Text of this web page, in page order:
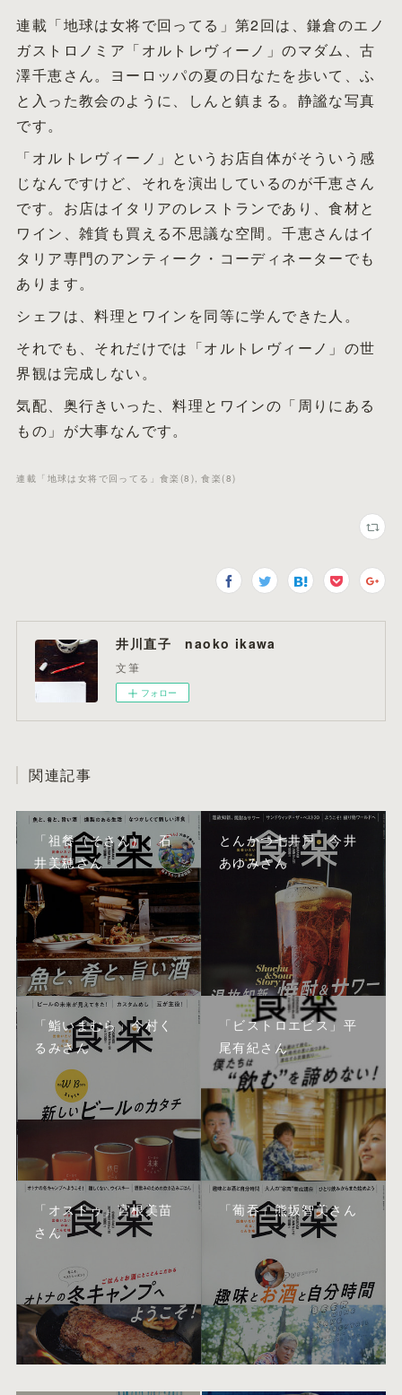
連載「地球は女将で回ってる」第2回は、鎌倉のエノ
ガストロノミア「オルトレヴィーノ」のマダム、古
澤千恵さん。ヨーロッパの夏の日なたを歩いて、ふ
と入った教会のように、しんと鎮まる。静謐な写真
です。
「オルトレヴィーノ」というお店自体がそういう感
じなんですけど、それを演出しているのが千恵さん
です。お店はイタリアのレストランであり、食材と
ワイン、雑貨も買える不思議な空間。千恵さんはイ
タリア専門のアンティーク・コーディネーターでも
あります。
シェフは、料理とワインを同等に学んできた人。
それでも、それだけでは「オルトレヴィーノ」の世
界観は完成しない。
気配、奥行きいった、料理とワインの「周りにある
もの」が大事なんです。
連載「地球は女将で回ってる」食楽 (8 ) 食楽 (8)
井川直子 naoko ikawa
文筆
フォロー
関連記事
「祖餐（そさん）」石
井美穂さん
とんかつ七井戸 今井
あゆみさん
「鮨いまむら」今村く
るみさん
「ビストロエビス」平
尾有紀さん
「オストゥ」宮根美苗
さん
「葡吞」熊坂智美さん